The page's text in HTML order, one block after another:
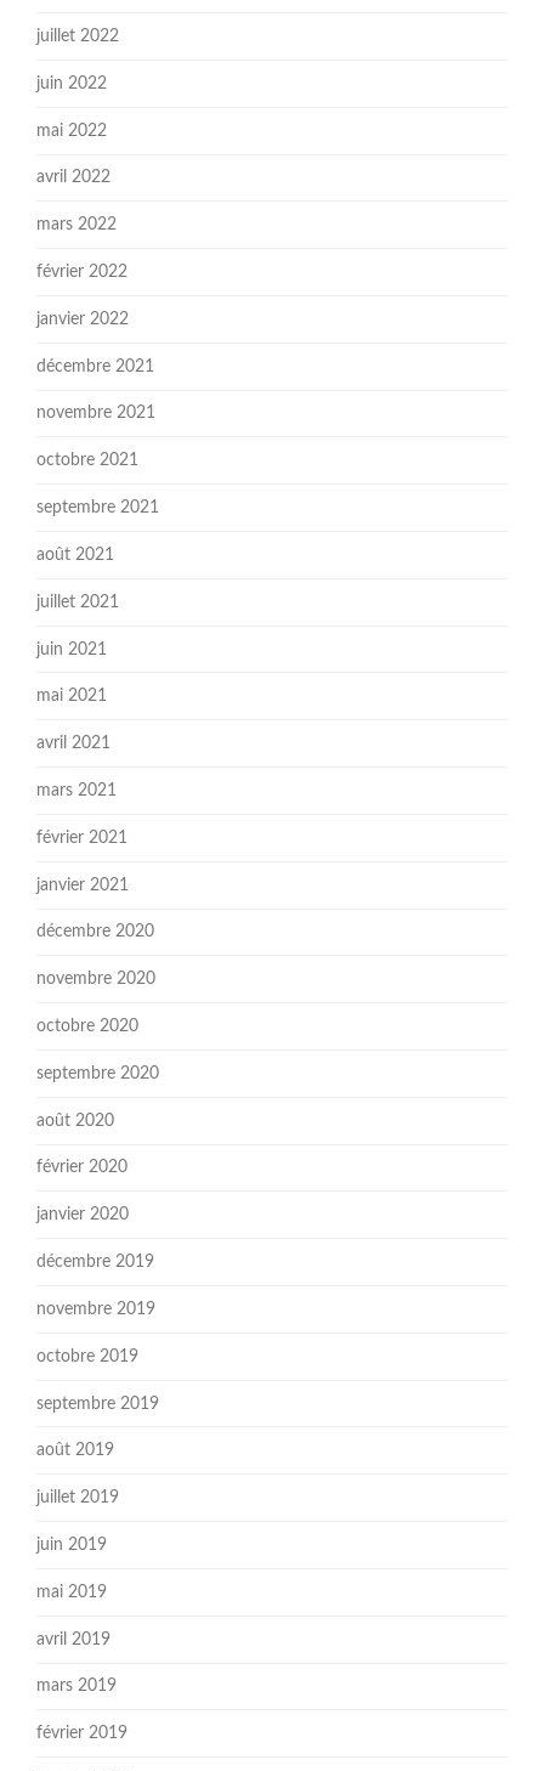
juillet 2022
juin 2022
mai 2022
avril 2022
mars 2022
février 2022
janvier 2022
décembre 2021
novembre 2021
octobre 2021
septembre 2021
août 2021
juillet 2021
juin 2021
mai 2021
avril 2021
mars 2021
février 2021
janvier 2021
décembre 2020
novembre 2020
octobre 2020
septembre 2020
août 2020
février 2020
janvier 2020
décembre 2019
novembre 2019
octobre 2019
septembre 2019
août 2019
juillet 2019
juin 2019
mai 2019
avril 2019
mars 2019
février 2019